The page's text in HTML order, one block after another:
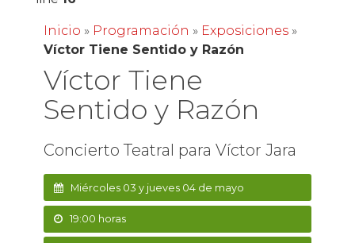
Inicio » Programación » Exposiciones»
Víctor Tiene Sentido y Razón
Víctor Tiene
Sentido y Razón
Concierto Teatral para Víctor Jara
Miércoles 03 y jueves 04 de mayo
19:00 horas